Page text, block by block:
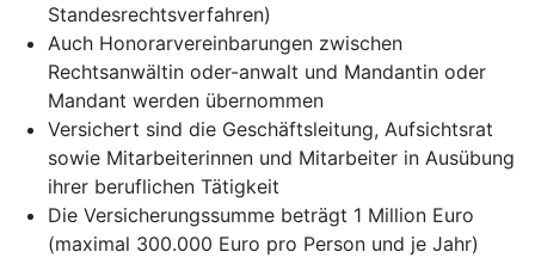
Standesrechtsverfahren)
Auch Honorarvereinbarungen zwischen
Rechtsanwältin oder-anwalt und Mandantin oder
Mandant werden übernommen
Versichert sind die Geschäftsleitung, Aufsichtsrat
sowie Mitarbeiterinnen und Mitarbeiter in Ausübung
ihrer beruflichen Tätigkeit
Die Versicherungssumme beträgt 1 Million Euro
(maximal 300.000 Euro pro Person und je Jahr)